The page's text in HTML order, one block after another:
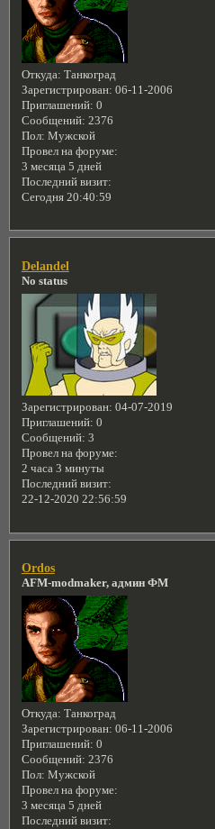
Откуда: Танкоград
Зарегистрирован: 06-11-2006
Приглашений: 0
Сообщений: 2376
Пол: Мужской
Провел на форуме:
3 месяца 5 дней
Последний визит:
Сегодня 20:40:59
Delandel
No status
Зарегистрирован: 04-07-2019
Приглашений: 0
Сообщений: 3
Провел на форуме:
2 часа 3 минуты
Последний визит:
22-12-2020 22:56:59
Ordos
AFM-modmaker, админ ФМ
Откуда: Танкоград
Зарегистрирован: 06-11-2006
Приглашений: 0
Сообщений: 2376
Пол: Мужской
Провел на форуме:
3 месяца 5 дней
Последний визит: